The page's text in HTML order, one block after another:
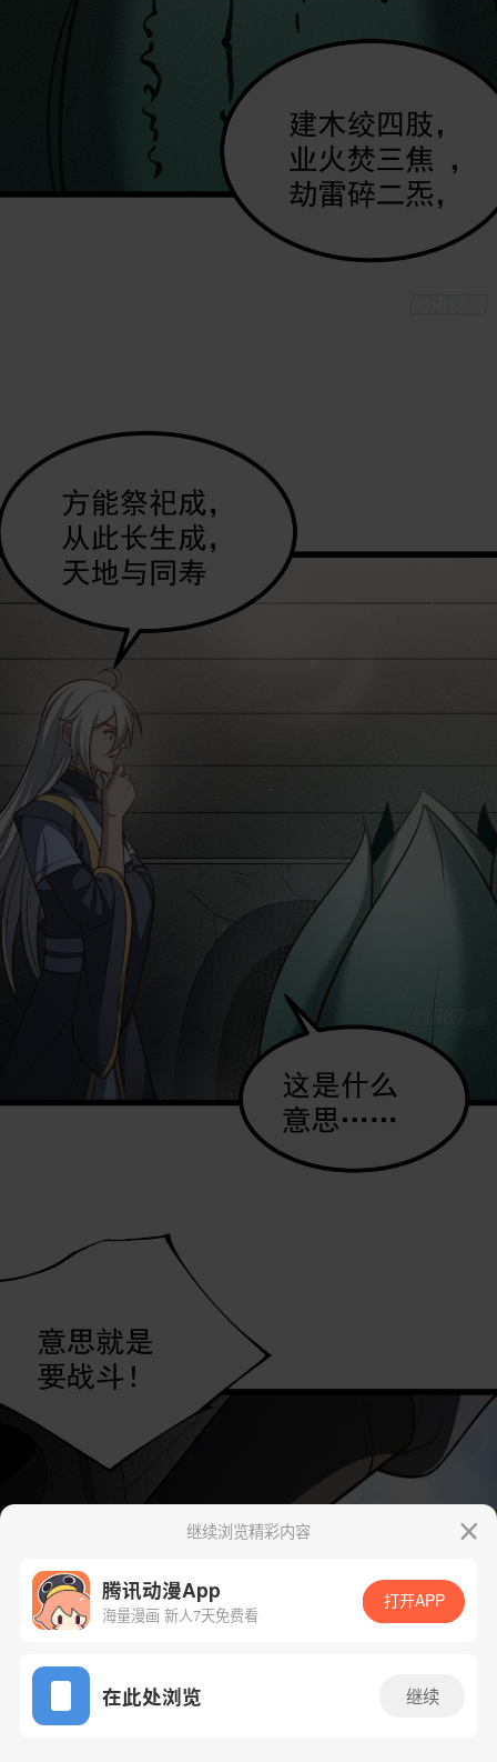
App免费看
继续浏览精彩内容
腾讯动漫App
海量漫画 新人7天免费看
打开APP
在此处浏览 继续